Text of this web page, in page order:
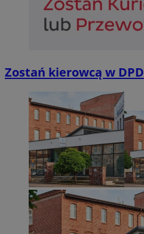
Zostań kierowcą w DPD